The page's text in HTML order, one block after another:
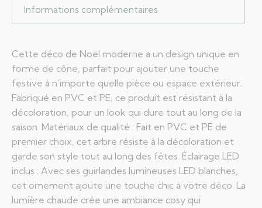
Informations complémentaires
Cette déco de Noël moderne a un design unique en
forme de cône, parfait pour ajouter une touche
festive à n’importe quelle pièce ou espace extérieur.
Fabriqué en PVC et PE, ce produit est résistant à la
décoloration, pour un look qui dure tout au long de la
saison. Matériaux de qualité : Fait en PVC et PE de
premier choix, cet arbre résiste à la décoloration et
garde son style tout au long des fêtes. Éclairage LED
inclus : Avec ses guirlandes lumineuses LED blanches,
cet ornement ajoute une touche chic à votre déco. La
lumière chaude crée une ambiance cosy qui